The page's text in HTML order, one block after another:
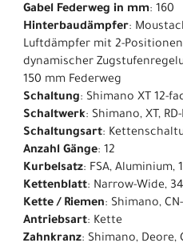
Gabel Federweg in mm: 160
Hinterbaudämpfer:
Luftdämpfer mit 2-
dynamischer
150 mm Federweg
Schaltung: Shimano XT 12-
Schaltwerk: Shimano, XT,
Schaltungsart:
Anzahl Gänge: 12
Kurbelsatz: FSA, Aluminium,
Kettenblatt: Narrow-Wide,
Kette / Riemen: Shimano,
Antriebsart: Kette
Zahnkranz: Shimano, Deore,